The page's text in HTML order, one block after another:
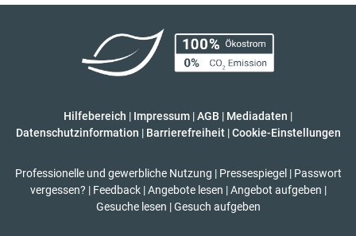
Hilfebereich | Impressum |AGB | Mediadaten |
Datenschutzinformation | Barrierefreiheit | Cookie-Einstellungen
Professionelle und gewerbliche Nutzung | Pressespiegel | Passwort
vergessen? | Feedback | Angebote lesen | Angebot aufgeben |
Gesuche lesen | Gesuch aufgeben